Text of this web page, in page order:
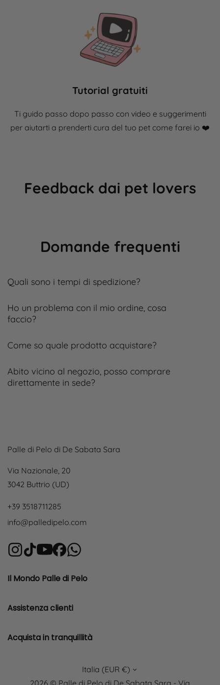
Tutorial gratuiti
Ti guido passo dopo passo con video e suggerimenti
per aiutarti a prenderti cura del tuo pet come farei io ❤️​
Feedback dai pet lovers
Domande frequenti
Quali sono i tempi di spedizione?
Ho un problema con il mio ordine, cosa
faccio?
Come so quale prodotto acquistare?
Abito vicino al negozio, posso comprare
direttamente in sede?
Palle di Pelo di De Sabata Sara
Via Nazionale, 20
3042 Buttrio (UD)
+39 3518711285
info@palledipelo.com
Il Mondo Palle di Pelo
Assistenza clienti
Acquista in tranquillità
Italia (EUR €)
2026 © Palle di Pelo di De Sabata Sara - Via